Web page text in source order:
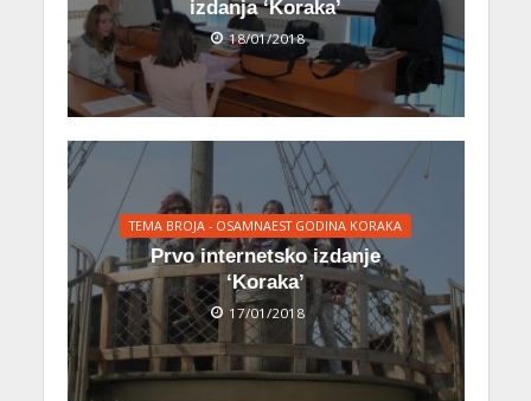
izdanja ‘Koraka’
18/01/2018
TEMA BROJA - OSAMNAEST GODINA KORAKA
Prvo internetsko izdanje
‘Koraka’
17/01/2018